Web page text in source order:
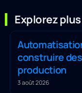
Explorez
construire
production
3 août 2026